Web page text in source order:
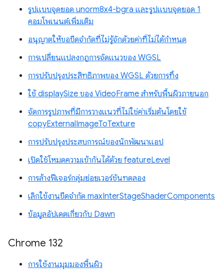
รูปแบบจุดยอด unorm8x4-bgra และรูปแบบจุดยอด 1
คอมโพเนนต์เพิ่มเติม
อนุญาตให้ขอขีดจำกัดที่ไม่รู้จักด้วยค่าที่ไม่ได้กำหนด
การเปลี่ยนแปลงกฎการจัดแนวของ WGSL
การปรับปรุงประสิทธิภาพของ WGSL ด้วยการทิ้ง
ใช้ displaySize ของ VideoFrame สำหรับพื้นผิวภายนอก
จัดการรูปภาพที่มีการวางแนวที่ไม่ใช่ค่าเริ่มต้นโดยใช้
copyExternalImageToTexture
การปรับปรุงประสบการณ์ของนักพัฒนาแอป
เปิดใช้โหมดความเข้ากันได้ด้วย featureLevel
การล้างฟีเจอร์กลุ่มย่อยเวอร์ชันทดลอง
เลิกใช้งานขีดจำกัด maxInterStageShaderComponents
ข้อมูลอัปเดตเกี่ยวกับ Dawn
Chrome 132
การใช้งานมุมมองพื้นผิว